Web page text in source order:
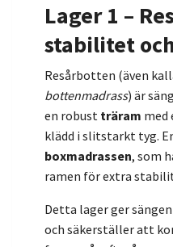
Lager 1 –
stabilitet
Resårbotten (även
bottenmadrass) är
en robust träram med
klädd i slitstarkt tyg.
boxmadrassen, som
ramen för extra
Detta lager ger
och säkerställer att